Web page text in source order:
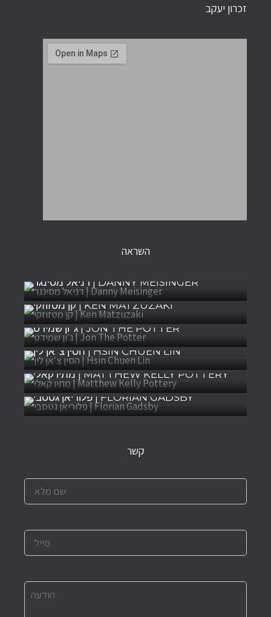
זכרון יעקב
השראה
דניאל מסינגר | DANNY MEISINGER
קן מטזוזקי | KEN MATZUZAKI
ג׳ון שמידט | JON THE POTTER
הסין צ׳אן לין | HSIN CHUEN LIN
מתיו קאלי | MATTHEW KELLY POTTERY
פלוריאן גטסבי | FLORIAN GADSBY
קשר